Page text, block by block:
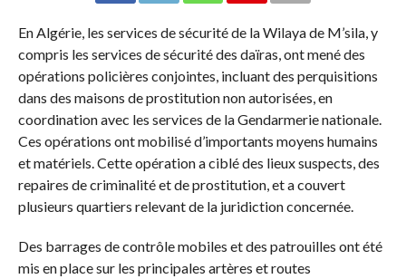
En Algérie, les services de sécurité de la Wilaya de M’sila, y
compris les services de sécurité des daïras, ont mené des
opérations policières conjointes, incluant des perquisitions
dans des maisons de prostitution non autorisées, en
coordination avec les services de la Gendarmerie nationale.
Ces opérations ont mobilisé d’importants moyens humains
et matériels. Cette opération a ciblé des lieux suspects, des
repaires de criminalité et de prostitution, et a couvert
plusieurs quartiers relevant de la juridiction concernée.
Des barrages de contrôle mobiles et des patrouilles ont été
mis en place sur les principales artères et routes